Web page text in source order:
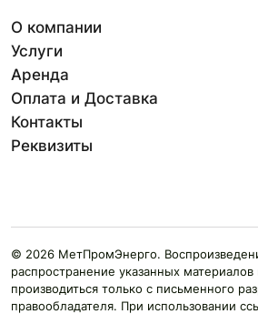
О компании
Услуги
Аренда
Оплата и Доставка
Контакты
Реквизиты
© 2026 МетПромЭнерго.
распространение указанных
производиться только с письменного
правообладателя. При использовании